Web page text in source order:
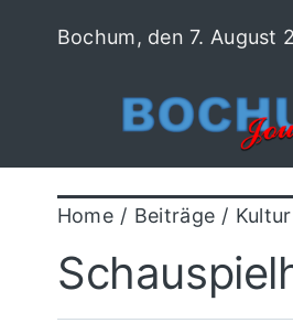
Bochum, den 7. August
Home Beiträge Kultur